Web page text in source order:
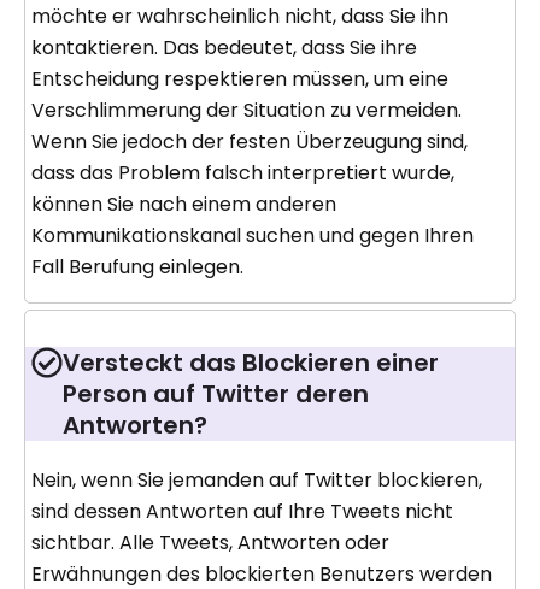
möchte er wahrscheinlich nicht, dass Sie ihn
kontaktieren. Das bedeutet, dass Sie ihre
Entscheidung respektieren müssen, um eine
Verschlimmerung der Situation zu vermeiden.
Wenn Sie jedoch der festen Überzeugung sind,
dass das Problem falsch interpretiert wurde,
können Sie nach einem anderen
Kommunikationskanal suchen und gegen Ihren
Fall Berufung einlegen.
Versteckt das Blockieren einer
Person auf Twitter deren
Antworten?
Nein, wenn Sie jemanden auf Twitter blockieren,
sind dessen Antworten auf Ihre Tweets nicht
sichtbar. Alle Tweets, Antworten oder
Erwähnungen des blockierten Benutzers werden